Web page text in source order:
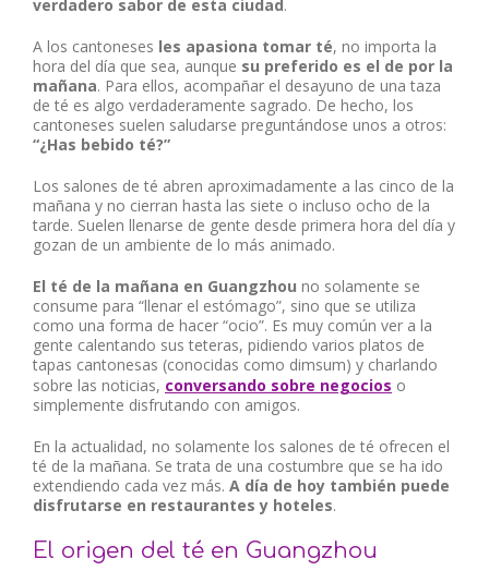
verdadero sabor de esta ciudad.
A los cantoneses les apasiona tomar té, no importa la
hora del día que sea, aunque su preferido es el de por la
mañana. Para ellos, acompañar el desayuno de una taza
de té es algo verdaderamente sagrado. De hecho, los
cantoneses suelen saludarse preguntándose unos a otros:
“¿Has bebido té?”
Los salones de té abren aproximadamente a las cinco de la
mañana y no cierran hasta las siete o incluso ocho de la
tarde. Suelen llenarse de gente desde primera hora del día y
gozan de un ambiente de lo más animado.
El té de la mañana en Guangzhou no solamente se
consume para “llenar el estómago”, sino que se utiliza
como una forma de hacer “ocio”. Es muy común ver a la
gente calentando sus teteras, pidiendo varios platos de
tapas cantonesas (conocidas como dimsum) y charlando
sobre las noticias, conversando sobre negocios o
simplemente disfrutando con amigos.
En la actualidad, no solamente los salones de té ofrecen el
té de la mañana. Se trata de una costumbre que se ha ido
extendiendo cada vez más. A día de hoy también puede
disfrutarse en restaurantes y hoteles.
El origen del té en Guangzhou